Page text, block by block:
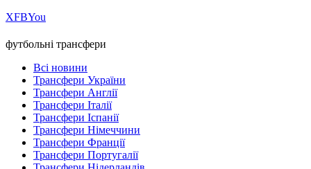
ХFBYou
футбольні трансфери
Всі новини
Трансфери України
Трансфери Англії
Трансфери Італії
Трансфери Іспанії
Трансфери Німеччини
Трансфери Франції
Трансфери Португалії